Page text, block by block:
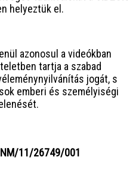
helyeztük el.
azonosul a videókban
tartja a szabad
jogát, s
emberi és személyiségi
11/26749/001